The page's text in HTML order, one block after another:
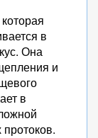
в
Она
и
в